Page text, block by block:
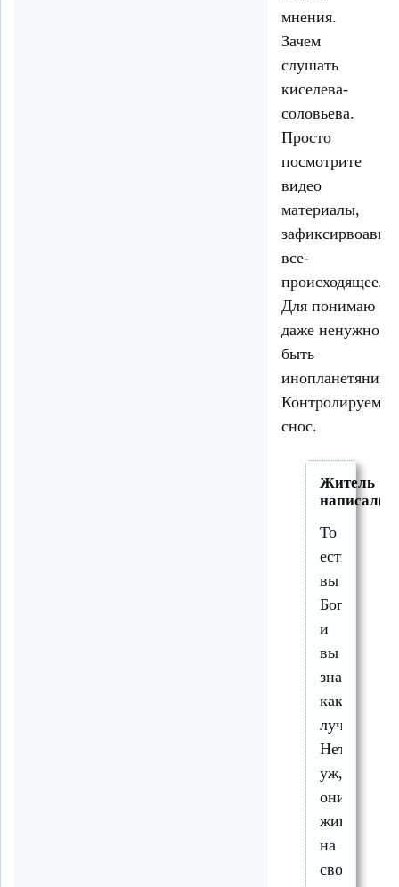
мнения.
Зачем
слушать
киселева-
соловьева.
Просто
посмотрите
видео
материалы,
все-
происходящее.
Для понимаю
даже ненужно
быть
снос.
Житель
То
есть
вы
Бог
и
вы
знаете
как
лучше?
Нет
уж,
они
живут
на
своей